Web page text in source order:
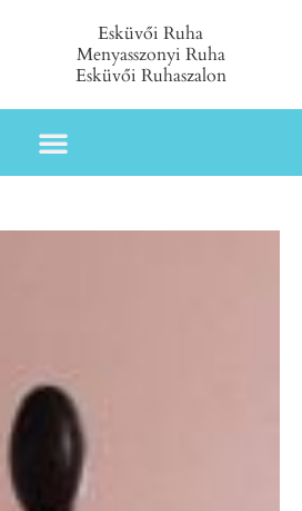
Esküvői Ruha
Menyasszonyi Ruha
Esküvői Ruhaszalon